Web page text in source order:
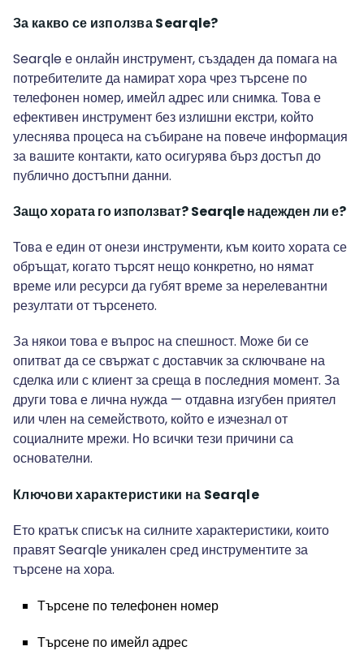
За какво се използва Searqle?
Searqle е онлайн инструмент, създаден да помага на
потребителите да намират хора чрез търсене по
телефонен номер, имейл адрес или снимка. Това е
ефективен инструмент без излишни екстри, който
улеснява процеса на събиране на повече информация
за вашите контакти, като осигурява бърз достъп до
публично достъпни данни.
Защо хората го използват? Searqle надежден ли е?
Това е един от онези инструменти, към които хората се
обръщат, когато търсят нещо конкретно, но нямат
време или ресурси да губят време за нерелевантни
резултати от търсенето.
За някои това е въпрос на спешност. Може би се
опитват да се свържат с доставчик за сключване на
сделка или с клиент за среща в последния момент. За
други това е лична нужда — отдавна изгубен приятел
или член на семейството, който е изчезнал от
социалните мрежи. Но всички тези причини са
основателни.
Ключови характеристики на Searqle
Ето кратък списък на силните характеристики, които
правят Searqle уникален сред инструментите за
търсене на хора.
Търсене по телефонен номер
Търсене по имейл адрес